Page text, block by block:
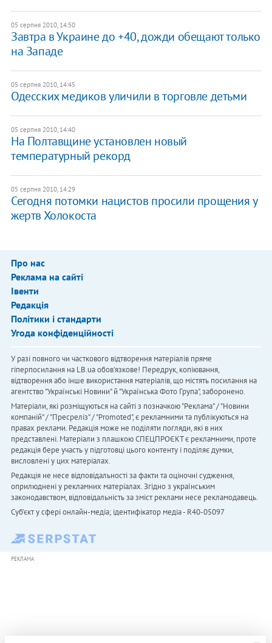
05 серпня 2010, 14:50
Завтра в Украине до +40, дожди обещают только
на Западе
05 серпня 2010, 14:45
Одесских медиков уличили в торговле детьми
05 серпня 2010, 14:40
На Полтавщине установлен новый
температурный рекорд
05 серпня 2010, 14:29
Сегодня потомки нацистов просили прощения у
жертв Холокоста
Про нас
Реклама на сайті
Івенти
Редакція
Політики і стандарти
Угода конфіденційності
У разі повного чи часткового відтворення матеріалів пряме
гіперпосилання на LB.ua обов'язкове! Передрук, копіювання,
відтворення або інше використання матеріалів, що містять посилання на
агентство "Українськi Новини" й "Українська Фото Група", заборонено.
Матеріали, які розміщуються на сайті з позначкою "Реклама" / "Новини
компаній" / "Пресреліз" / "Promoted", є рекламними та публікуються на
правах реклами. Редакція може не поділяти погляди, які в них
представлені. Матеріали з плашкою СПЕЦПРОЄКТ є рекламними, проте
редакція бере участь у підготовці цього контенту і поділяє думки,
висловлені у цих матеріалах.
Редакція не несе відповідальності за факти та оціночні судження,
оприлюднені у рекламних матеріалах. Згідно з українським
законодавством, відповідальність за зміст реклами несе рекламодавець.
Cуб'єкт у сфері онлайн-медіа; ідентифікатор медіа - R40-05097
РЕКЛАМА